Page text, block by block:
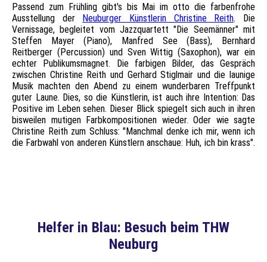
Passend zum Frühling gibt's bis Mai im otto die farbenfrohe
Ausstellung der Neuburger Künstlerin Christine Reith. Die
Vernissage, begleitet vom Jazzquartett "Die Seemänner" mit
Steffen Mayer (Piano), Manfred See (Bass), Bernhard
Reitberger (Percussion) und Sven Wittig (Saxophon), war ein
echter Publikumsmagnet. Die farbigen Bilder, das Gespräch
zwischen Christine Reith und Gerhard Stiglmair und die launige
Musik machten den Abend zu einem wunderbaren Treffpunkt
guter Laune. Dies, so die Künstlerin, ist auch ihre Intention: Das
Positive im Leben sehen. Dieser Blick spiegelt sich auch in ihren
bisweilen mutigen Farbkompositionen wieder. Oder wie sagte
Christine Reith zum Schluss: "Manchmal denke ich mir, wenn ich
die Farbwahl von anderen Künstlern anschaue: Huh, ich bin krass".
Helfer in Blau: Besuch beim THW
Neuburg